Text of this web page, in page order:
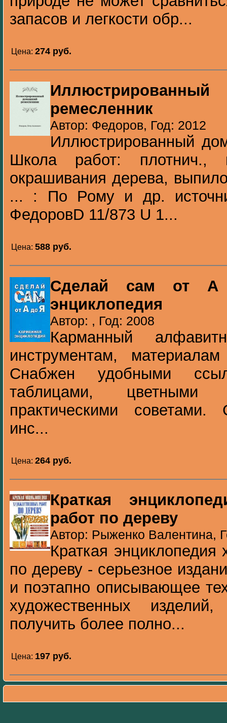
запасов и легкости обр...
Цена: 274 pуб.
ремесленник
Автор: Федоров, Год: 2012
Иллюстрированный
Школа работ: плотнич.,
окрашивания дерева,
... : По Рому и др.
ФедоровD 11/873 U 1...
Цена: 588 pуб.
Сделай сам от А
энциклопедия
Автор: , Год: 2008
Карманный
инструментам,
Снабжен удобными
таблицами, цветными
практическими советами.
инс...
Цена: 264 pуб.
Краткая
работ по дереву
Автор: Рыженко Валентина,
Краткая энциклопедия
по дереву - серьезное
и поэтапно описывающее
художественных
получить более полно...
Цена: 197 pуб.